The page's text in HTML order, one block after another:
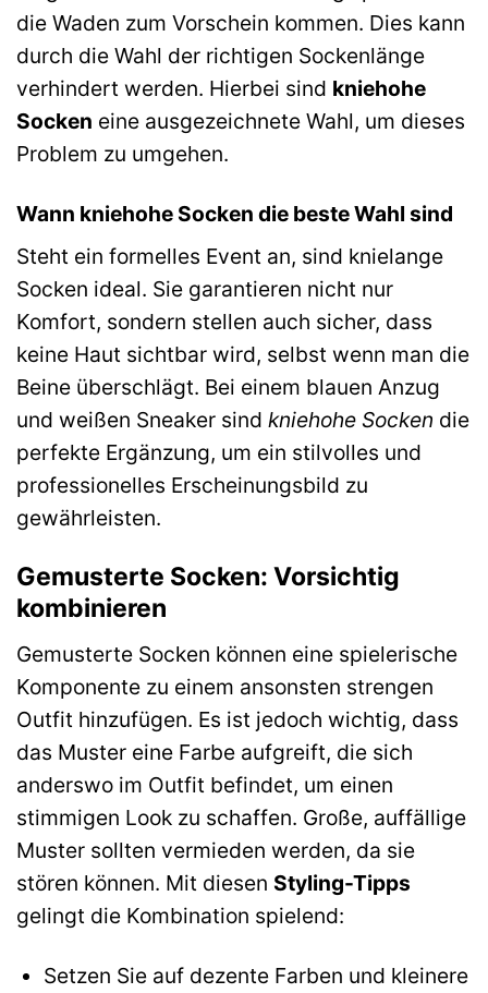
die Waden zum Vorschein kommen. Dies kann
durch die Wahl der richtigen Sockenlänge
verhindert werden. Hierbei sind kniehohe
Socken eine ausgezeichnete Wahl, um dieses
Problem zu umgehen.
Wann kniehohe Socken die beste Wahl sind
Steht ein formelles Event an, sind knielange
Socken ideal. Sie garantieren nicht nur
Komfort, sondern stellen auch sicher, dass
keine Haut sichtbar wird, selbst wenn man die
Beine überschlägt. Bei einem blauen Anzug
und weißen Sneaker sind kniehohe Socken die
perfekte Ergänzung, um ein stilvolles und
professionelles Erscheinungsbild zu
gewährleisten.
Gemusterte Socken: Vorsichtig
kombinieren
Gemusterte Socken können eine spielerische
Komponente zu einem ansonsten strengen
Outfit hinzufügen. Es ist jedoch wichtig, dass
das Muster eine Farbe aufgreift, die sich
anderswo im Outfit befindet, um einen
stimmigen Look zu schaffen. Große, auffällige
Muster sollten vermieden werden, da sie
stören können. Mit diesen Styling-Tipps
gelingt die Kombination spielend:
Setzen Sie auf dezente Farben und kleinere